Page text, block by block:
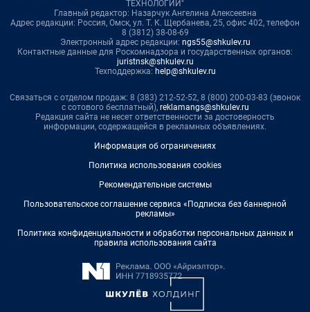
ТЕХНОЛОГИИ"
Главный редактор: Назарчук Ангелина Алексеевна
Адрес редакции: Россия, Омск, ул. Т. К. Щербанева, 25, офис 402, телефон
8 (3812) 38-08-69
Электронный адрес редакции: ngs55@shkulev.ru
Контактные данные для Роскомнадзора и государственных органов:
juristnsk@shkulev.ru
Техподдержка: help@shkulev.ru
Связаться с отделом продаж: 8 (383) 212-52-52, 8 (800) 200-03-83 (звонок
с сотового бесплатный), reklamangs@shkulev.ru
Редакция сайта не несет ответственности за достоверность
информации, содержащейся в рекламных объявлениях.
Информация об ограничениях
Политика использования cookies
Рекомендательные системы
Пользовательское соглашение сервиса «Подписка без баннерной
рекламы»
Политика конфиденциальности и обработки персональных данных и
правила использования сайта